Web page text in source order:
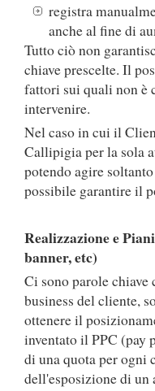
registra
anche al fine di
Tutto ciò non
chiave prescelte. Il
fattori sui quali non è
intervenire.
Nel caso in cui il
Callipigia per la sola
potendo agire
possibile garantire il
Realizzazione e
banner, etc)
Ci sono parole chiave
business del cliente,
ottenere il
inventato il PPC (pay
di una quota per ogni
dell'esposizione di